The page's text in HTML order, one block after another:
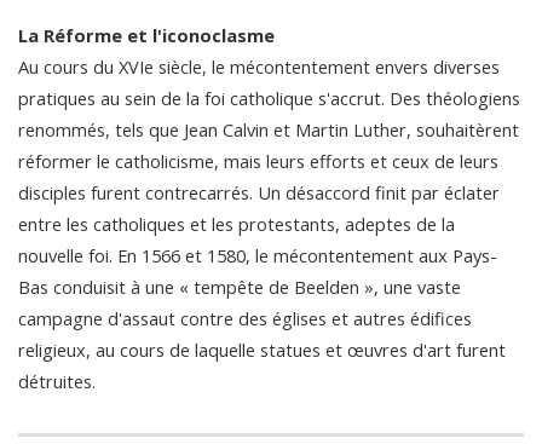
La Réforme et l'iconoclasme
Au cours du XVIe siècle, le mécontentement envers diverses
pratiques au sein de la foi catholique s'accrut. Des théologiens
renommés, tels que Jean Calvin et Martin Luther, souhaitèrent
réformer le catholicisme, mais leurs efforts et ceux de leurs
disciples furent contrecarrés. Un désaccord finit par éclater
entre les catholiques et les protestants, adeptes de la
nouvelle foi. En 1566 et 1580, le mécontentement aux Pays-
Bas conduisit à une « tempête de Beelden », une vaste
campagne d'assaut contre des églises et autres édifices
religieux, au cours de laquelle statues et œuvres d'art furent
détruites.